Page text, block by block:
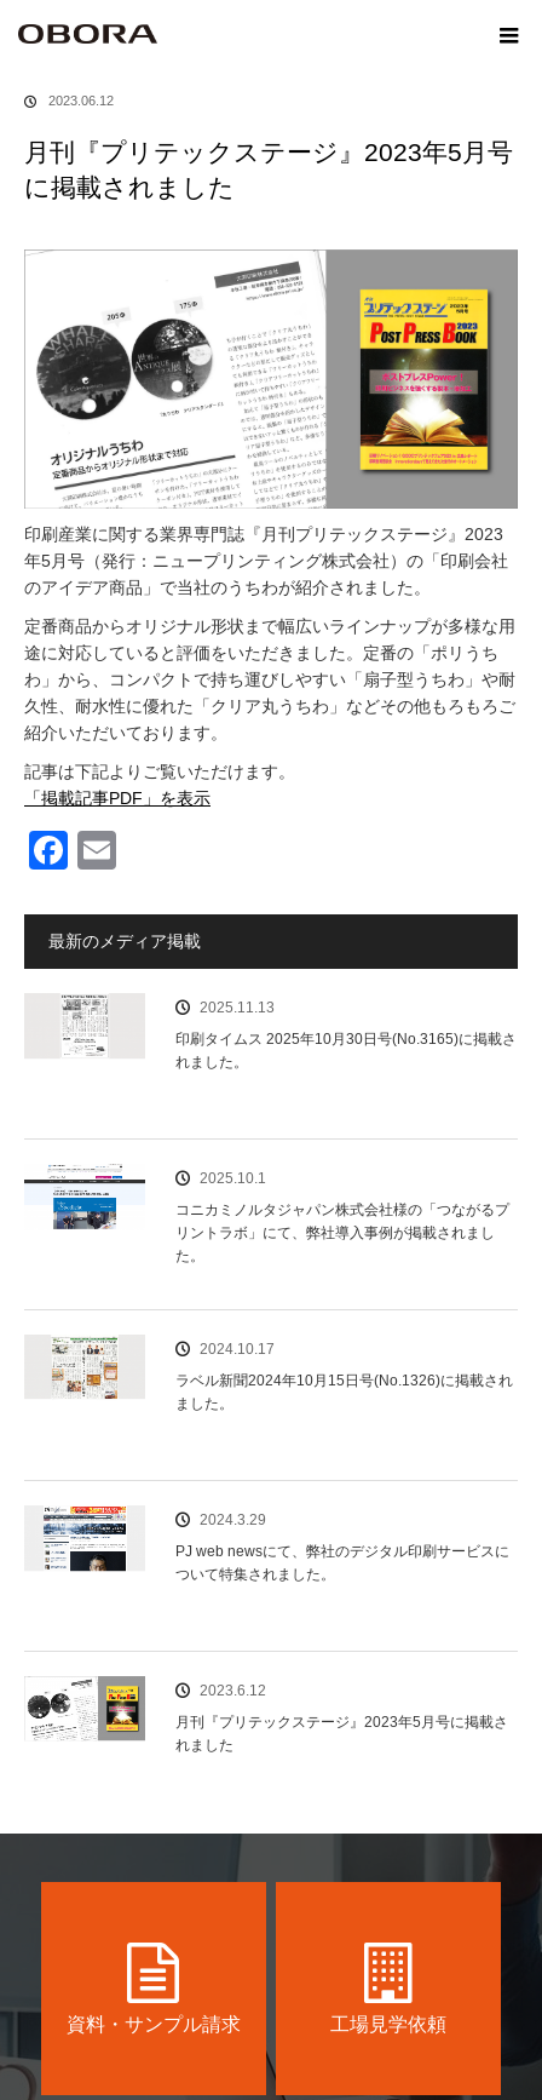
メディア
2023.06.12
月刊『プリテックステージ』2023年5月号
に掲載されました
印刷産業に関する業界専門誌『月刊プリテックステージ』2023
年5月号（発行：ニュープリンティング株式会社）の「印刷会社
のアイデア商品」で当社のうちわが紹介されました。
定番商品からオリジナル形状まで幅広いラインナップが多様な用
途に対応していると評価をいただきました。定番の「ポリうち
わ」から、コンパクトで持ち運びしやすい「扇子型うちわ」や耐
久性、耐水性に優れた「クリア丸うちわ」などその他もろもろご
紹介いただいております。
記事は下記よりご覧いただけます。
「掲載記事PDF」を表示
F
c
e
b
o
ail
最新のメディア掲載
2025.11.13
印刷タイムス 2025年10月30日号(No.3165)に掲載さ
れました。
2025.10.1
コニカミノルタジャパン株式会社様の「つながるプ
リントラボ」にて、弊社導入事例が掲載されまし
た。
2024.10.17
ラベル新聞2024年10月15日号(No.1326)に掲載され
ました。
2024.3.29
PJ web newsにて、弊社のデジタル印刷サービスに
ついて特集されました。
2023.6.12
月刊『プリテックステージ』2023年5月号に掲載さ
れました
資料・サンプル請求 工場見学依頼